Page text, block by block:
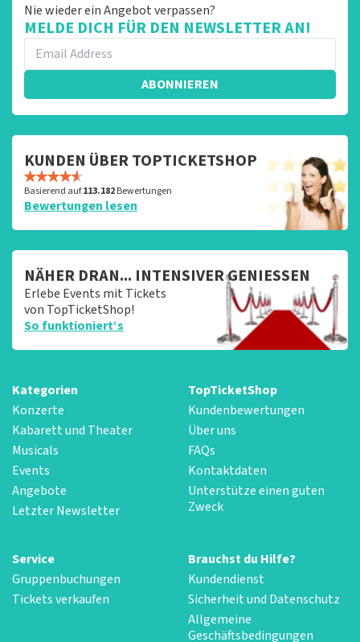
Nie wieder ein Angebot verpassen?
MELDE DICH FÜR DEN NEWSLETTER AN!
ABONNIEREN
KUNDEN ÜBER TOPTICKETSHOP
Basierend auf113.182Bewertungen
Bewertungen lesen
NÄHER DRAN... INTENSIVER GENIESSEN
Erlebe Events mit Tickets
von TopTicketShop!
So funktioniert‘s
Kategorien
Konzerte
Kabarett und Theater
Musicals
Events
Angebote
Letzter Newsletter
TopTicketShop
Kundenbewertungen
Über uns
FAQs
Kontaktdaten
Unterstütze einen guten
Zweck
Service
Gruppenbuchungen
Tickets verkaufen
Brauchst du Hilfe?
Kundendienst
Sicherheit und Datenschutz
Allgemeine
Geschäftsbedingungen